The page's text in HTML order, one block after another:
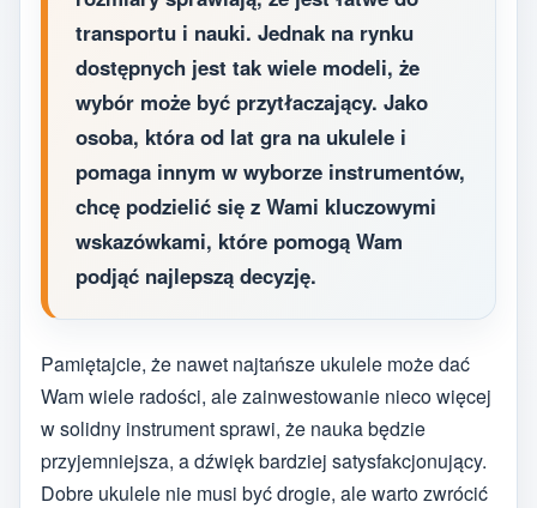
transportu i nauki. Jednak na rynku
dostępnych jest tak wiele modeli, że
wybór może być przytłaczający. Jako
osoba, która od lat gra na ukulele i
pomaga innym w wyborze instrumentów,
chcę podzielić się z Wami kluczowymi
wskazówkami, które pomogą Wam
podjąć najlepszą decyzję.
Pamiętajcie, że nawet najtańsze ukulele może dać
Wam wiele radości, ale zainwestowanie nieco więcej
w solidny instrument sprawi, że nauka będzie
przyjemniejsza, a dźwięk bardziej satysfakcjonujący.
Dobre ukulele nie musi być drogie, ale warto zwrócić